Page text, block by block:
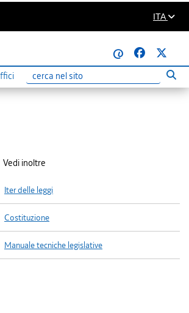
ITA
@
Ricerca
Vedi inoltre
Iter delle leggi
Costituzione
Manuale tecniche legislative